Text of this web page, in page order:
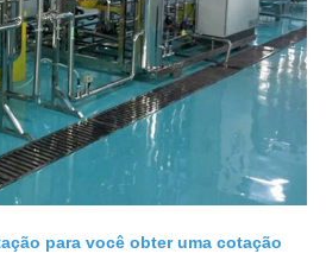
para você obter uma cotação